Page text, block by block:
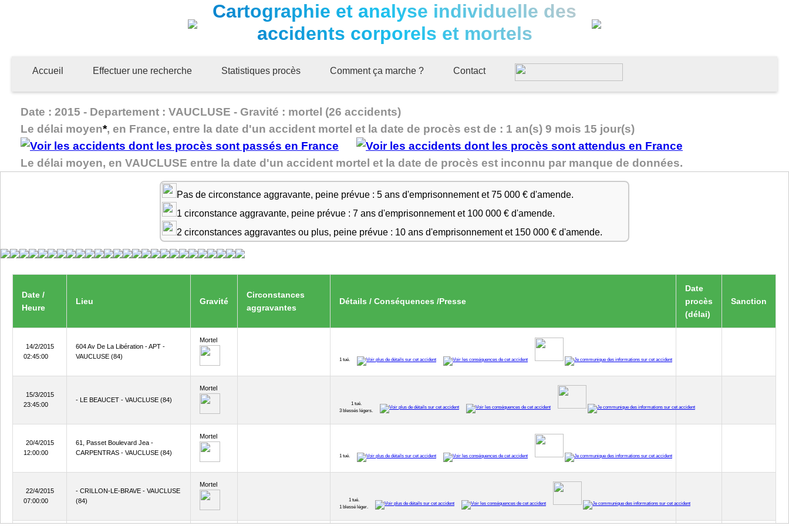
Cartographie et analyse individuelle des
accidents corporels et mortels
Accueil Effectuer une recherche Statistiques procès Comment ça marche ? Contact
Date : 2015 - Departement : VAUCLUSE - Gravité : mortel (26 accidents)
Le délai moyen*, en France, entre la date d'un accident mortel et la date de procès est de : 1 an(s) 9 mois 15 jour(s)
Le délai moyen, en VAUCLUSE entre la date d'un accident mortel et la date de procès est inconnu par manque de données.
Pas de circonstance aggravante, peine prévue : 5 ans d'emprisonnement et 75 000 € d'amende.
1 circonstance aggravante, peine prévue : 7 ans d'emprisonnement et 100 000 € d'amende.
2 circonstances aggravantes ou plus, peine prévue : 10 ans d'emprisonnement et 150 000 € d'amende.
Date /
Heure
Lieu Gravité
Circonstances
aggravantes
Détails / Conséquences /Presse
Date
procès
(délai)
Sanction
14/2/2015
02:45:00
604 Av De La Libération - APT -
VAUCLUSE (84)
Mortel
1 tué.
15/3/2015
23:45:00
- LE BEAUCET - VAUCLUSE (84)
Mortel
1 tué.
3 blessés légers.
20/4/2015
12:00:00
61, Passet Boulevard Jea -
CARPENTRAS - VAUCLUSE (84)
Mortel
1 tué.
22/4/2015
07:00:00
- CRILLON-LE-BRAVE - VAUCLUSE
(84)
Mortel
1 tué.
1 blessé léger.